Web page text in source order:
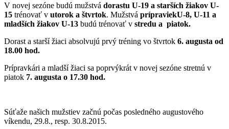
V novej sezóne budú mužstvá dorastu U-19 a starších žiakov U-
15 trénovať v utorok a štvrtok. Mužstvá prípraviekU-8, U-11 a
mladších žiakov U-13 budú trénovať v stredu a piatok.
Dorast a starší žiaci absolvujú prvý tréning vo štvrtok 6. augusta od
18.00 hod.
Prípravkári a mladší žiaci sa poprvýkrát v novej sezóne stretnú v
piatok 7. augusta o 17.30 hod.
Súťaže našich mužstiev začnú počas posledného augustového
víkendu, 29.8., resp. 30.8.2015.